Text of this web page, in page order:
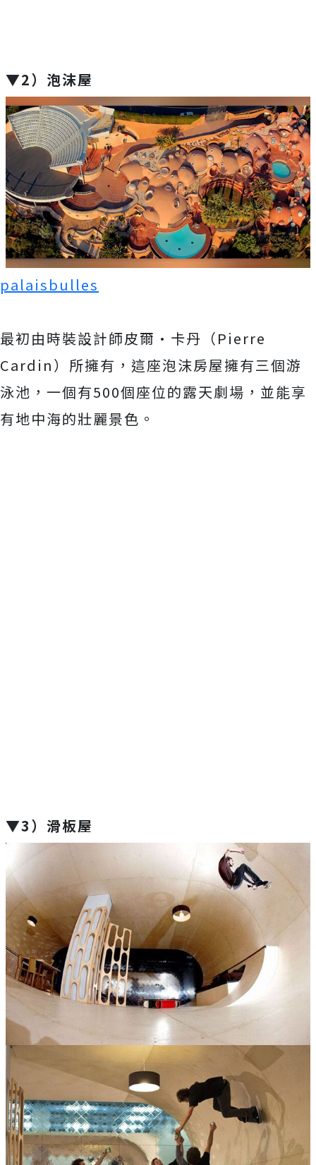
▼2）泡沫屋
palaisbulles
最初由時裝設計師皮爾·卡丹（Pierre
Cardin）所擁有，這座泡沫房屋擁有三個游
泳池，一個有500個座位的露天劇場，並能享
有地中海的壯麗景色。
▼3）滑板屋